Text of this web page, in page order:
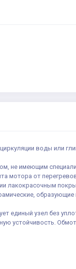
воды или
не имеющим
мотора от
лакокрасочным
единый узел без
устойчивость.